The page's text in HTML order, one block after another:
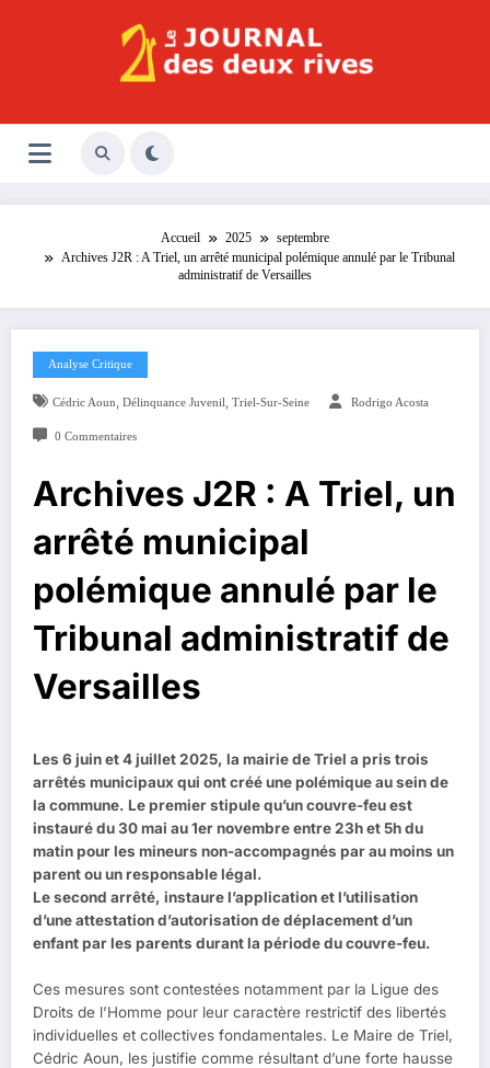
Le Journal des Deux Rives
Accueil 2025
septembre
Archives J2R : A Triel, un arrêté municipal polémique annulé par le Tribunal
administratif de Versailles
Analyse Critique
Cédric Aoun Délinquance Juvenil Triel-Sur-Seine Rodrigo Acosta
0 Commentaires
Archives J2R : A Triel, un
arrêté municipal
polémique annulé par le
Tribunal administratif de
Versailles
Les 6 juin et 4 juillet 2025, la mairie de Triel a pris trois
arrêtés municipaux qui ont créé une polémique au sein de
la commune. Le premier stipule qu’un couvre-feu est
instauré du 30 mai au 1er novembre entre 23h et 5h du
matin pour les mineurs non-accompagnés par au moins un
parent ou un responsable légal.
Le second arrêté, instaure l’application et l’utilisation
d’une attestation d’autorisation de déplacement d’un
enfant par les parents durant la période du couvre-feu.
Ces mesures sont contestées notamment par la Ligue des
Droits de l’Homme pour leur caractère restrictif des libertés
individuelles et collectives fondamentales. Le Maire de Triel,
Cédric Aoun, les justifie comme résultant d’une forte hausse